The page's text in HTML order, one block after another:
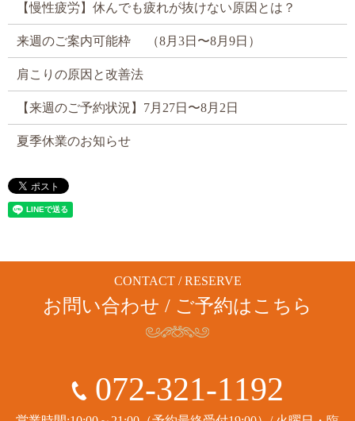
【慢性疲労】休んでも疲れが抜けない原因とは？
来週のご案内可能枠 （8月3日〜8月9日）
肩こりの原因と改善法
【来週のご予約状況】7月27日〜8月2日
夏季休業のお知らせ
CONTACT / RESERVE
お問い合わせ / ご予約はこちら
072-321-1192